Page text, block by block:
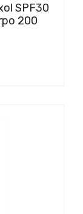
SPF30
200